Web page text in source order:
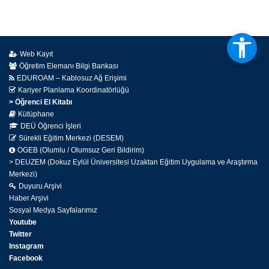
Web Kayıt
Öğretim Elemanı Bilgi Bankası
EDUROAM – Kablosuz Ağ Erişimi
Kariyer Planlama Koordinatörlüğü
> Öğrenci El Kitabı
Kütüphane
DEÜ Öğrenci İşleri
Sürekli Eğitim Merkezi (DESEM)
OGEB (Olumlu / Olumsuz Geri Bildirim)
> DEUZEM (Dokuz Eylül Üniversitesi Uzaktan Eğitim Uygulama ve Araştırma
Merkezi)
Duyuru Arşivi
Haber Arşivi
Sosyal Medya Sayfalarımız
Youtube
Twitter
Instagram
Facebook